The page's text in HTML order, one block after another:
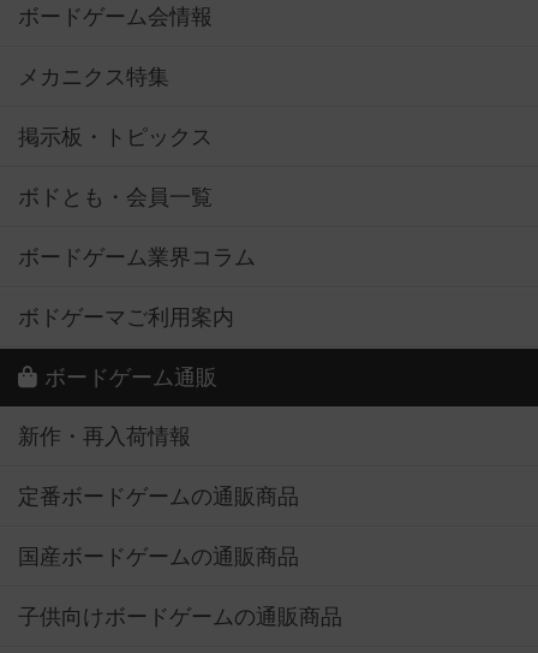
ボードゲーム会情報
メカニクス特集
掲示板・トピックス
ボドとも・会員一覧
ボードゲーム業界コラム
ボドゲーマご利用案内
ボードゲーム通販
新作・再入荷情報
定番ボードゲームの通販商品
国産ボードゲームの通販商品
子供向けボードゲームの通販商品